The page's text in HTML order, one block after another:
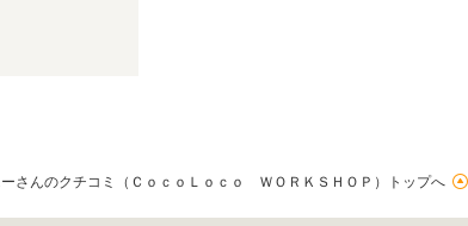
さんのクチコミ（ＣｏｃｏＬｏｃｏ ＷＯＲＫＳＨＯＰ）トップへ